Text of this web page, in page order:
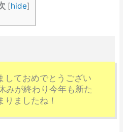
[hide]
しておめでとうござい
みが終わり今年も新た
りましたね！